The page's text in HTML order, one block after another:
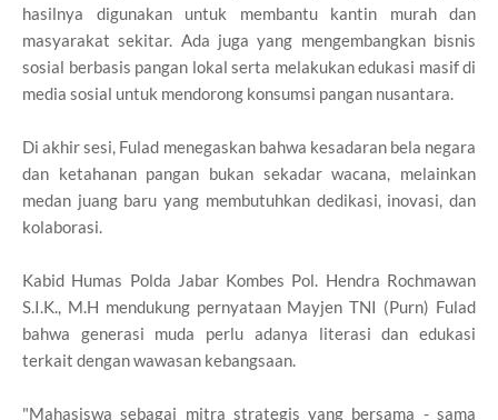
hasilnya digunakan untuk membantu kantin murah dan
masyarakat sekitar. Ada juga yang mengembangkan bisnis
sosial berbasis pangan lokal serta melakukan edukasi masif di
media sosial untuk mendorong konsumsi pangan nusantara.
Di akhir sesi, Fulad menegaskan bahwa kesadaran bela negara
dan ketahanan pangan bukan sekadar wacana, melainkan
medan juang baru yang membutuhkan dedikasi, inovasi, dan
kolaborasi.
Kabid Humas Polda Jabar Kombes Pol. Hendra Rochmawan
S.I.K., M.H mendukung pernyataan Mayjen TNI (Purn) Fulad
bahwa generasi muda perlu adanya literasi dan edukasi
terkait dengan wawasan kebangsaan.
"Mahasiswa sebagai mitra strategis yang bersama - sama